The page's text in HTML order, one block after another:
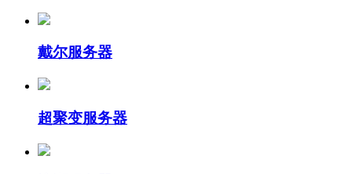
戴尔服务器
超聚变服务器